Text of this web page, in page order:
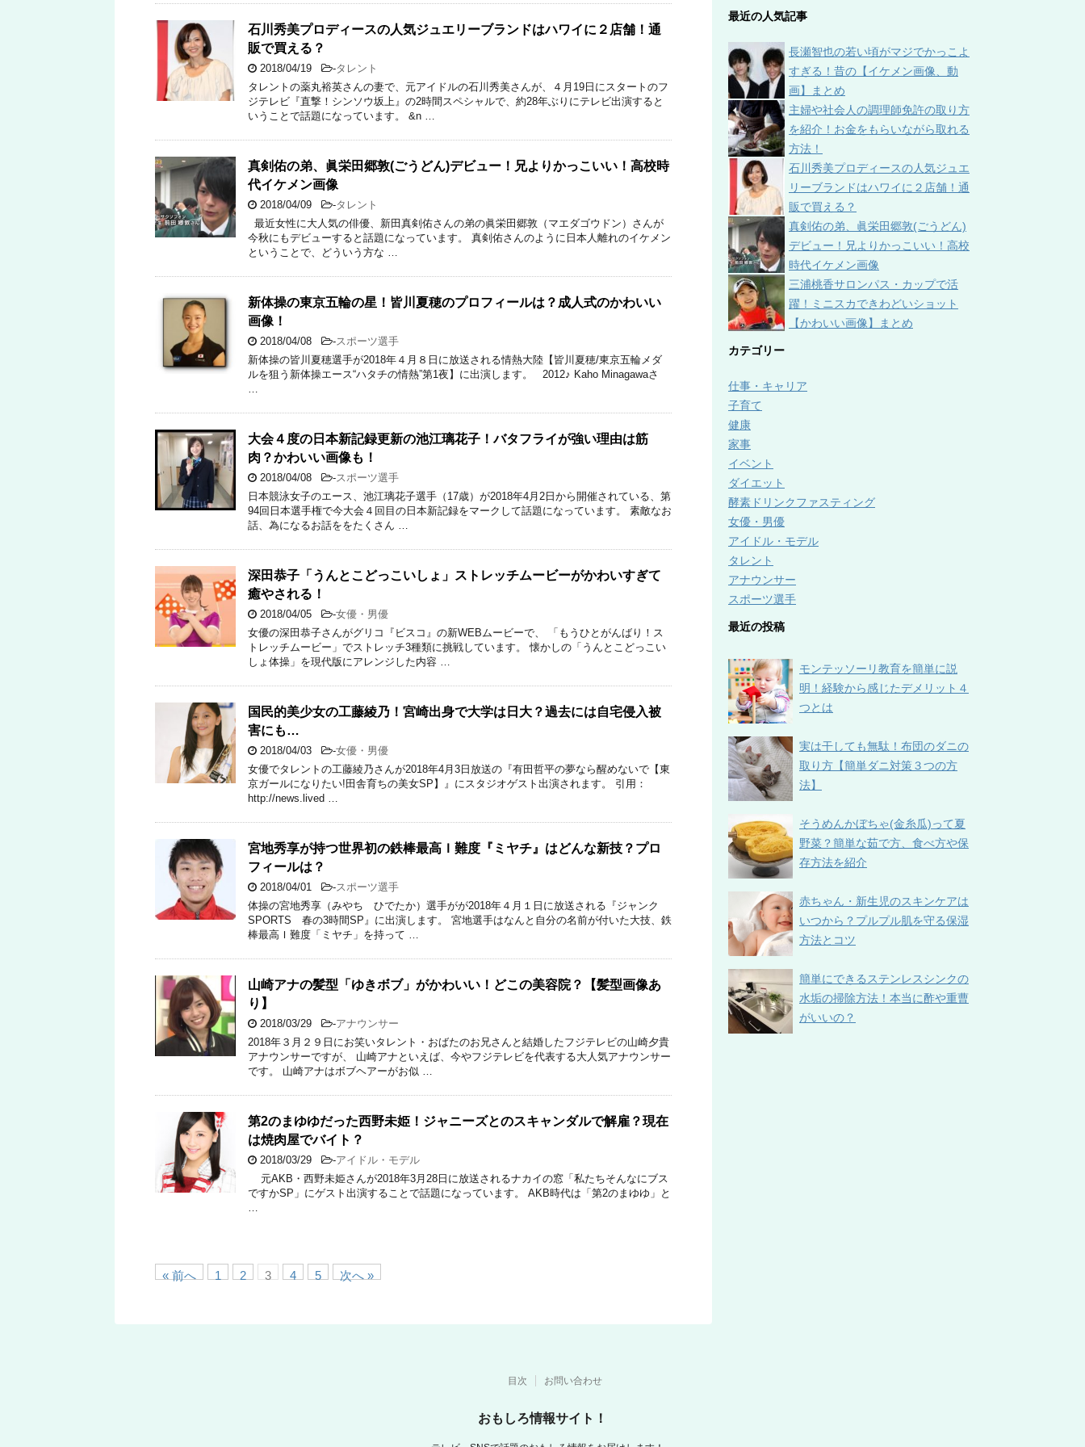
石川秀美プロディースの人気ジュエリーブランドはハワイに２店舗！通
販で買える？
2018/04/19 -タレント
タレントの薬丸裕英さんの妻で、元アイドルの石川秀美さんが、４月19日にスタートのフ
ジテレビ『直撃！シンソウ坂上』の2時間スペシャルで、約28年ぶりにテレビ出演すると
いうことで話題になっています。 &n …
真剣佑の弟、眞栄田郷敦(ごうどん)デビュー！兄よりかっこいい！高校時
代イケメン画像
2018/04/09 -タレント
最近女性に大人気の俳優、新田真剣佑さんの弟の眞栄田郷敦（マエダゴウドン）さんが
今秋にもデビューすると話題になっています。 真剣佑さんのように日本人離れのイケメン
ということで、どういう方な …
新体操の東京五輪の星！皆川夏穂のプロフィールは？成人式のかわいい
画像！
2018/04/08 -スポーツ選手
新体操の皆川夏穂選手が2018年４月８日に放送される情熱大陸【皆川夏穂/東京五輪メダ
ルを狙う新体操エース“ハタチの情熱”第1夜】に出演します。 2012♪ Kaho Minagawaさ
…
大会４度の日本新記録更新の池江璃花子！バタフライが強い理由は筋
肉？かわいい画像も！
2018/04/08 -スポーツ選手
日本競泳女子のエース、池江璃花子選手（17歳）が2018年4月2日から開催されている、第
94回日本選手権で今大会４回目の日本新記録をマークして話題になっています。 素敵なお
話、為になるお話ををたくさん …
深田恭子「うんとこどっこいしょ」ストレッチムービーがかわいすぎて
癒やされる！
2018/04/05 -女優・男優
女優の深田恭子さんがグリコ『ビスコ』の新WEBムービーで、 「もうひとがんばり！ス
トレッチムービー」でストレッチ3種類に挑戦しています。 懐かしの「うんとこどっこい
しょ体操」を現代版にアレンジした内容 …
国民的美少女の工藤綾乃！宮崎出身で大学は日大？過去には自宅侵入被
害にも…
2018/04/03 -女優・男優
女優でタレントの工藤綾乃さんが2018年4月3日放送の『有田哲平の夢なら醒めないで【東
京ガールになりたい!田舎育ちの美女SP】』にスタジオゲスト出演されます。 引用：
http://news.lived …
宮地秀享が持つ世界初の鉄棒最高Ｉ難度『ミヤチ』はどんな新技？プロ
フィールは？
2018/04/01 -スポーツ選手
体操の宮地秀享（みやち ひでたか）選手がが2018年４月１日に放送される『ジャンク
SPORTS 春の3時間SP』に出演します。 宮地選手はなんと自分の名前が付いた大技、鉄
棒最高Ｉ難度「ミヤチ」を持って …
山崎アナの髪型「ゆきボブ」がかわいい！どこの美容院？【髪型画像あ
り】
2018/03/29 -アナウンサー
2018年３月２９日にお笑いタレント・おばたのお兄さんと結婚したフジテレビの山崎夕貴
アナウンサーですが、 山崎アナといえば、今やフジテレビを代表する大人気アナウンサー
です。 山崎アナはボブヘアーがお似 …
第2のまゆゆだった西野未姫！ジャニーズとのスキャンダルで解雇？現在
は焼肉屋でバイト？
2018/03/29 -アイドル・モデル
元AKB・西野未姫さんが2018年3月28日に放送されるナカイの窓「私たちそんなにブス
ですかSP」にゲスト出演することで話題になっています。 AKB時代は「第2のまゆゆ」と
…
« 前へ 1 2 3 4 5 次へ »
最近の人気記事
長瀬智也の若い頃がマジでかっこよ
すぎる！昔の【イケメン画像、動
画】まとめ
主婦や社会人の調理師免許の取り方
を紹介！お金をもらいながら取れる
方法！
石川秀美プロディースの人気ジュエ
リーブランドはハワイに２店舗！通
販で買える？
真剣佑の弟、眞栄田郷敦(ごうどん)
デビュー！兄よりかっこいい！高校
時代イケメン画像
三浦桃香サロンパス・カップで活
躍！ミニスカできわどいショット
【かわいい画像】まとめ
カテゴリー
仕事・キャリア
子育て
健康
家事
イベント
ダイエット
酵素ドリンクファスティング
女優・男優
アイドル・モデル
タレント
アナウンサー
スポーツ選手
最近の投稿
モンテッソーリ教育を簡単に説
明！経験から感じたデメリット４
つとは
実は干しても無駄！布団のダニの
取り方【簡単ダニ対策３つの方
法】
そうめんかぼちゃ(金糸瓜)って夏
野菜？簡単な茹で方、食べ方や保
存方法を紹介
赤ちゃん・新生児のスキンケアは
いつから？プルプル肌を守る保湿
方法とコツ
簡単にできるステンレスシンクの
水垢の掃除方法！本当に酢や重曹
がいいの？
目次 お問い合わせ
おもしろ情報サイト！